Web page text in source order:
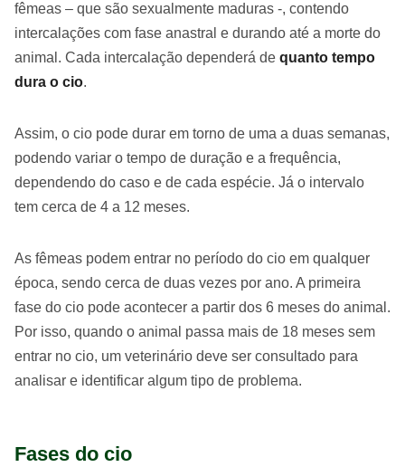
fêmeas – que são sexualmente maduras -, contendo
intercalações com fase anastral e durando até a morte do
animal. Cada intercalação dependerá de quanto tempo
dura o cio.
Assim, o cio pode durar em torno de uma a duas semanas,
podendo variar o tempo de duração e a frequência,
dependendo do caso e de cada espécie. Já o intervalo
tem cerca de 4 a 12 meses.
As fêmeas podem entrar no período do cio em qualquer
época, sendo cerca de duas vezes por ano. A primeira
fase do cio pode acontecer a partir dos 6 meses do animal.
Por isso, quando o animal passa mais de 18 meses sem
entrar no cio, um veterinário deve ser consultado para
analisar e identificar algum tipo de problema.
Fases do cio